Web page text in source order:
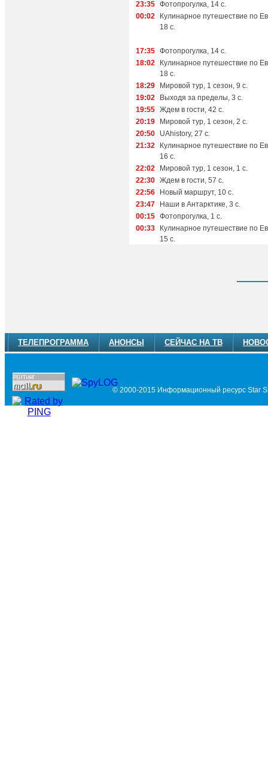
23:35 Фотопрогулка, 14 с.
00:02
Кулинарное путешествие по
18 с.
17:35 Фотопрогулка, 14 с.
18:02
Кулинарное путешествие по
18 с.
18:29
Мировой тур, 1 сезон, 9 с.
19:02
Выходя за пределы, 3 с.
19:55 Ждем в гости, 42 с.
20:19
Мировой тур, 1 сезон, 2 с.
20:50
UAhistory, 27 с.
21:32
Кулинарное путешествие по
16 с.
22:02
Мировой тур, 1 сезон, 1 с.
22:30 Ждем в гости, 57 с.
22:56
Новый маршрут, 10 с.
23:47
Наши в Антарктике, 3 с.
00:15 Фотопрогулка, 1 с.
00:33
Кулинарное путешествие по
15 с.
ТЕЛЕПРОГРАММА АНОНСЫ СЕЙЧАС НА ТВ
© 2000-2015 Информационный ресурс Star